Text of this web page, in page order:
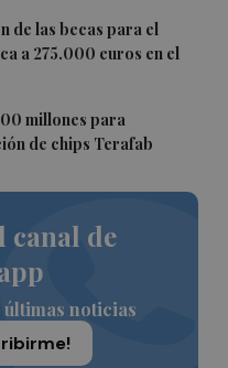
de las becas para el
a 275.000 euros en el
millones para
de chips Terafab
canal de
últimas noticias